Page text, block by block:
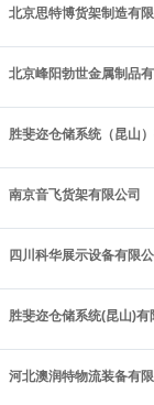
北京思特博货架制造有限
北京峰阳勃世金属制品
胜斐迩仓储系统（昆山
南京音飞货架有限公司
四川科华展示设备有限公
胜斐迩仓储系统(昆山)有
河北澳润特物流装备有限